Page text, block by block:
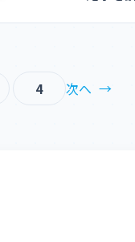
4 次へ →